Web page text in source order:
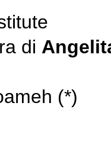
di
(*)